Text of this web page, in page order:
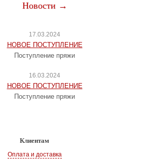
Новости →
17.03.2024
НОВОЕ ПОСТУПЛЕНИЕ
Поступление пряжи
16.03.2024
НОВОЕ ПОСТУПЛЕНИЕ
Поступление пряжи
Клиентам
Оплата и доставка